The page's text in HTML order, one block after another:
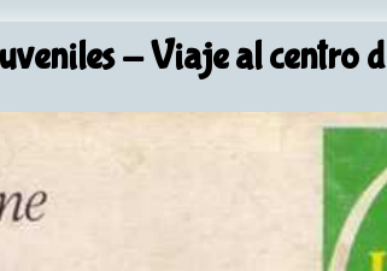
- Viaje al centro